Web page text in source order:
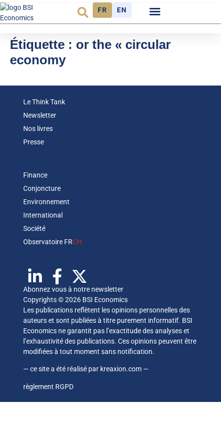
FR EN
Étiquette : or the « circular
economy
Le Think Tank
Newsletter
Nos livres
Presse
Finance
Conjoncture
Environnement
International
Société
Observatoire FRCH
Abonnez vous à notre newsletter
Copyrights © 2026 BSI Economics
Les publications reflètent les opinions personnelles des
auteurs et sont publiées à titre purement informatif. BSI
Economics ne garantit pas l’exactitude des analyses et
l’exhaustivité des publications. Ces opinions peuvent être
modifiées à tout moment sans notification.
— ce site a été réalisé par kreaxion.com —
règlement RGPD